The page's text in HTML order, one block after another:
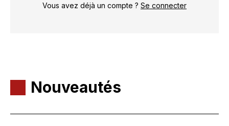
Vous avez déjà un compte ? Se connecter
Nouveautés